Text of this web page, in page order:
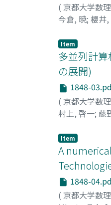
( 京都大学数
今倉, 暁; 櫻井,
Item
多並列計
の展開)
1848-
( 京都大学数
村上, 啓一; 藤
Item
A
1848-
( 京都大学数